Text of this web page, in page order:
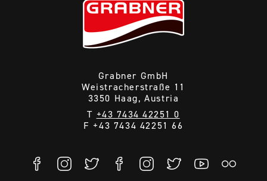
Grabner GmbH
Weistracherstraße 11
3350 Haag, Austria
T +43 7434 42251 0
F +43 7434 42251 66